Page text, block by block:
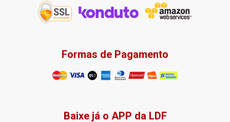
Formas de Pagamento
Baixe já o APP da LDF